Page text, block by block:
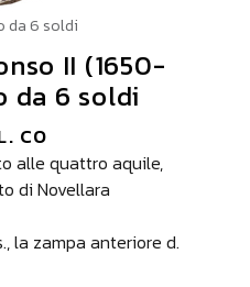
da 6 soldi
II (1650-
da 6 soldi
CO
alle quattro aquile,
di Novellara
la zampa anteriore d.